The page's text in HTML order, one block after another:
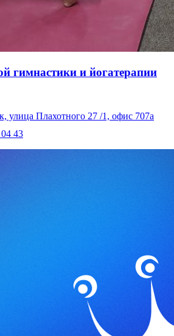
гимнастики и йогатерапии
улица Плахотного 27 /1, офис 707а
43